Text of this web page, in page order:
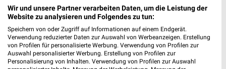
Wir und unsere Partner verarbeiten Daten, um die Leistung der
Website zu analysieren und Folgendes zu tun:
Speichern von oder Zugriff auf Informationen auf einem Endgerät.
Verwendung reduzierter Daten zur Auswahl von Werbeanzeigen. Erstellung
von Profilen für personalisierte Werbung. Verwendung von Profilen zur
Auswahl personalisierter Werbung. Erstellung von Profilen zur
Personalisierung von Inhalten. Verwendung von Profilen zur Auswahl